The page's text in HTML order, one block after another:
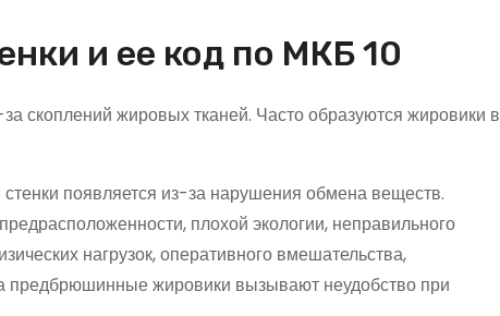
и ее код по МКБ 10
скоплений жировых тканей. Часто образуются жировики в
появляется из-за нарушения обмена веществ.
плохой экологии, неправильного
нагрузок, оперативного вмешательства,
предбрюшинные жировики вызывают неудобство при